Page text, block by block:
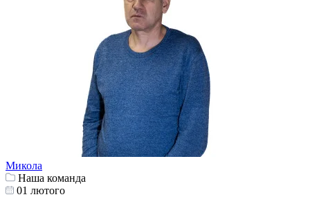
Микола
Наша команда
01 лютого